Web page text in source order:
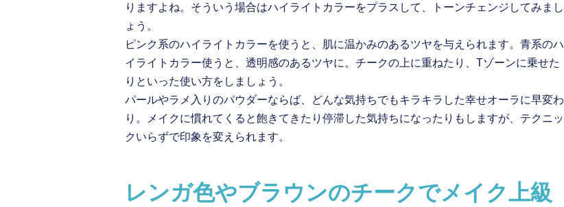
りますよね。そういう場合はハイライトカラーをプラスして、トーンチェンジしてみまし
ょう。
ピンク系のハイライトカラーを使うと、肌に温かみのあるツヤを与えられます。青系のハ
イライトカラー使うと、透明感のあるツヤに。チークの上に重ねたり、Tゾーンに乗せた
りといった使い方をしましょう。
パールやラメ入りのパウダーならば、どんな気持ちでもキラキラした幸せオーラに早変わ
り。メイクに慣れてくると飽きてきたり停滞した気持ちになったりもしますが、テクニッ
クいらずで印象を変えられます。
レンガ色やブラウンのチークでメイク上級